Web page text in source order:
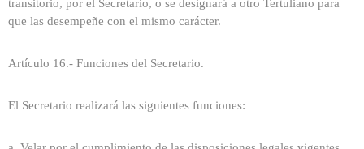
transitorio, por el Secretario, o se designará a otro Tertuliano para
que las desempeñe con el mismo carácter.
Artículo 16.- Funciones del Secretario.
El Secretario realizará las siguientes funciones: